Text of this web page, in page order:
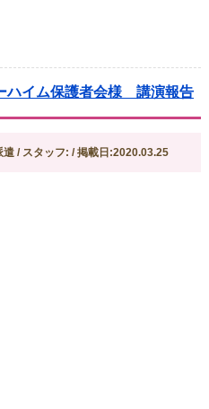
ハイム保護者会様 講演報告
/ スタッフ: / 掲載日:2020.03.25